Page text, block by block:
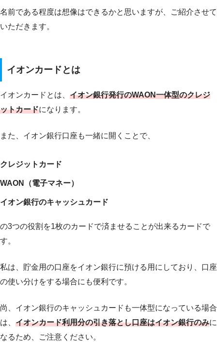
名前である程度は想像はできるかと思いますが、ご紹介させて
いただきます。
イオンカードとは
イオンカードとは、 イオン銀行発行のWAON一体型のクレジ
ットカードになります。
また、イオン銀行口座も一緒に開くことで、
クレジットカード
WAON（電子マネー）
イオン銀行のキャッシュカード
の3つの役割を1枚のカードで済ませることが出来るカードで
す。
私は、貯金用の口座をイオン銀行に預ける用にしており、口座
の使い分けをする場合にも便利です。
尚、イオン銀行のキャッシュカードも一体型になっている場合
は、 イオンカード利用分の引き落とし口座はイオン銀行のみに
なるため、ご注意ください。